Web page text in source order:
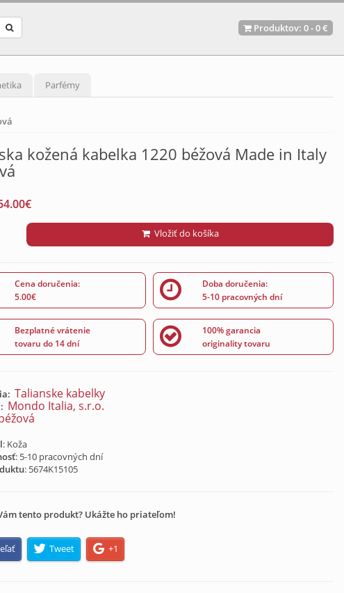
Produktov: 0-0 €
Parfémy
kožená kabelka 1220 béžová Made in Italy
€
Vložiť do košíka
Cena doručenia:
5.00€
Doba doručenia:
5-10 pracovných dní
Bezplatné vrátenie
tovaru do 14 dní
100% garancia
originality tovaru
Talianske kabelky
Mondo Italia, s.r.o.
: Koža
: 5-10 pracovných dní
: 5674K15105
tento produkt? Ukážte ho priateľom!
Tweet +1